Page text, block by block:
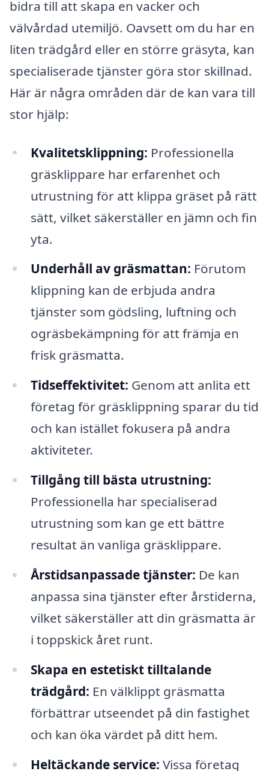
bidra till att skapa en vacker och
välvårdad utemiljö. Oavsett om du har en
liten trädgård eller en större gräsyta, kan
specialiserade tjänster göra stor skillnad.
Här är några områden där de kan vara till
stor hjälp:
Kvalitetsklippning: Professionella
gräsklippare har erfarenhet och
utrustning för att klippa gräset på rätt
sätt, vilket säkerställer en jämn och fin
yta.
Underhåll av gräsmattan: Förutom
klippning kan de erbjuda andra
tjänster som gödsling, luftning och
ogräsbekämpning för att främja en
frisk gräsmatta.
Tidseffektivitet: Genom att anlita ett
företag för gräsklippning sparar du tid
och kan istället fokusera på andra
aktiviteter.
Tillgång till bästa utrustning:
Professionella har specialiserad
utrustning som kan ge ett bättre
resultat än vanliga gräsklippare.
Årstidsanpassade tjänster: De kan
anpassa sina tjänster efter årstiderna,
vilket säkerställer att din gräsmatta är
i toppskick året runt.
Skapa en estetiskt tilltalande
trädgård: En välklippt gräsmatta
förbättrar utseendet på din fastighet
och kan öka värdet på ditt hem.
Heltäckande service: Vissa företag